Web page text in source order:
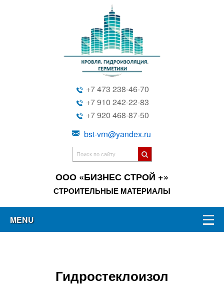
+7 473 238-46-70
+7 910 242-22-83
+7 920 468-87-50
bst-vrn@yandex.ru
ООО «БИЗНЕС СТРОЙ +»
СТРОИТЕЛЬНЫЕ МАТЕРИАЛЫ
MENU
Гидростеклоизол